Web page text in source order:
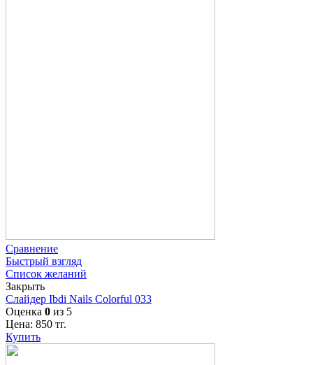
Сравнение
Быстрый взгляд
Список желаний
Закрыть
Слайдер Ibdi Nails Colorful 033
Оценка 0 из 5
Цена: 850 тг.
Купить